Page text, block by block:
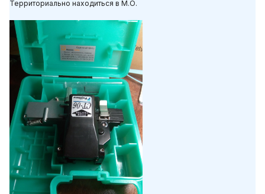
Территориально находиться в М.О.